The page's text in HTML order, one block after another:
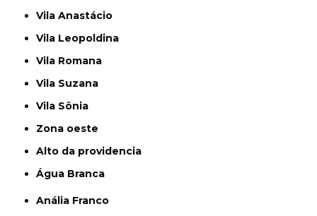
Vila Anastácio
Vila Leopoldina
Vila Romana
Vila Suzana
Vila Sônia
Zona oeste
alto da providencia
Água Branca
Anália Franco